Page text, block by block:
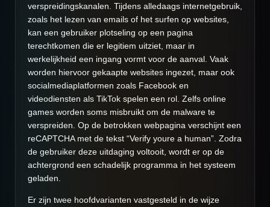
verspreidingskanalen. Tijdens alledaags internetgebruik,
zoals het lezen van emails of het surfen op websites,
kan een gebruiker plotseling op een pagina
terechtkomen die er legitiem uitziet, maar in
werkelijkheid een ingang vormt voor de aanval. Vaak
worden hiervoor gekaapte websites ingezet, maar ook
socialmediaplatformen zoals Facebook en
videodiensten als TikTok spelen een rol. Zelfs online
games worden soms misbruikt om de malware te
verspreiden. Op de betrokken webpagina verschijnt een
reCAPTCHA met de tekst “Verify youre a human”. Zodra
de gebruiker deze uitdaging voltooit, wordt er op de
achtergrond een schadelijk programma in het systeem
geladen.
Er zijn twee hoofdvarianten vastgesteld in de wijze